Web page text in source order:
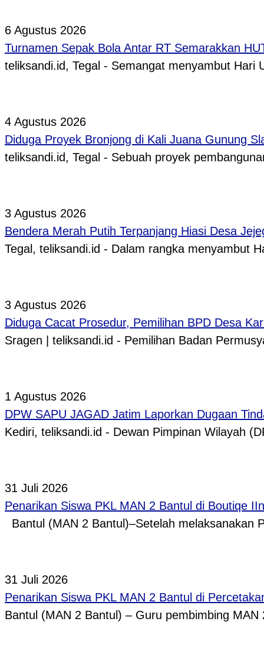
6 Agustus 2026
Turnamen Sepak Bola Antar RT Semarakkan
teliksandi.id, Tegal - Semangat menyambut Hari
4 Agustus 2026
Diduga Proyek Bronjong di Kali Juana Gunung
teliksandi.id, Tegal - Sebuah proyek
3 Agustus 2026
Bendera Merah Putih Terpanjang Hiasi Desa
Tegal, teliksandi.id - Dalam rangka menyambut
3 Agustus 2026
Diduga Cacat Prosedur, Pemilihan BPD Desa
Sragen | teliksandi.id - Pemilihan Badan
1 Agustus 2026
DPW SAPU JAGAD Jatim Laporkan Dugaan
Kediri, teliksandi.id - Dewan Pimpinan Wilayah
31 Juli 2026
Penarikan Siswa PKL MAN 2 Bantul di Boutiqe
Bantul (MAN 2 Bantul)–Setelah melaksanakan
31 Juli 2026
Penarikan Siswa PKL MAN 2 Bantul di
Bantul (MAN 2 Bantul) – Guru pembimbing